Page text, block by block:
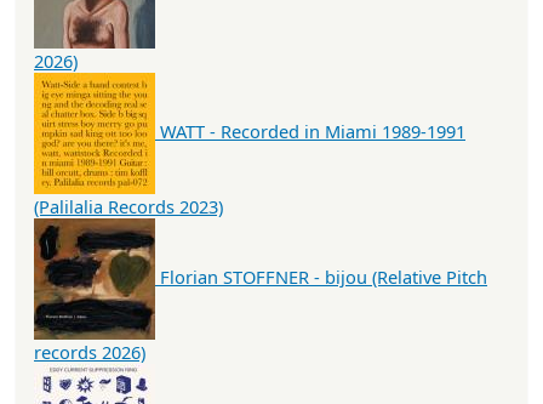
2026)
WATT - Recorded in Miami 1989-1991
(Palilalia Records 2023)
Florian STOFFNER - bijou (Relative Pitch
records 2026)